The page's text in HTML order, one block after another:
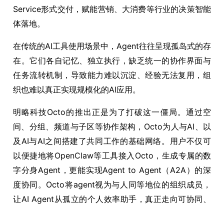
Service形式交付，赋能营销、大消费等行业的决策智能
体落地。
在传统的AI工具使用场景中，Agent往往呈现孤岛式的存
在。它们各自记忆、独立执行，缺乏统一的协作界面与
任务流转机制，导致能力难以沉淀、经验无法复用，组
织也难以真正实现规模化的AI应用。
明略科技Octo的推出正是为了打破这一僵局。通过空
间、分组、频道与子区等协作架构，Octo为人与AI、以
及AI与AI之间搭建了共同工作的基础网络。用户不仅可
以便捷地将OpenClaw等工具接入Octo，生成专属的数
字分身Agent，更能实现Agent to Agent（A2A）的深
度协同。Octo将agent视为与人同等地位的组织成员，
让AI Agent从孤立的个人效率助手，真正走向可协同、